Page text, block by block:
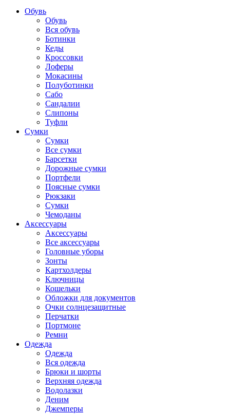
Обувь
Обувь
Вся обувь
Ботинки
Кеды
Кроссовки
Лоферы
Мокасины
Полуботинки
Сабо
Сандалии
Слипоны
Туфли
Сумки
Сумки
Все сумки
Барсетки
Дорожные сумки
Портфели
Поясные сумки
Рюкзаки
Сумки
Чемоданы
Аксессуары
Аксессуары
Все аксессуары
Головные уборы
Зонты
Картхолдеры
Ключницы
Кошельки
Обложки для документов
Очки солнцезащитные
Перчатки
Портмоне
Ремни
Одежда
Одежда
Вся одежда
Брюки и шорты
Верхняя одежда
Водолазки
Деним
Джемперы